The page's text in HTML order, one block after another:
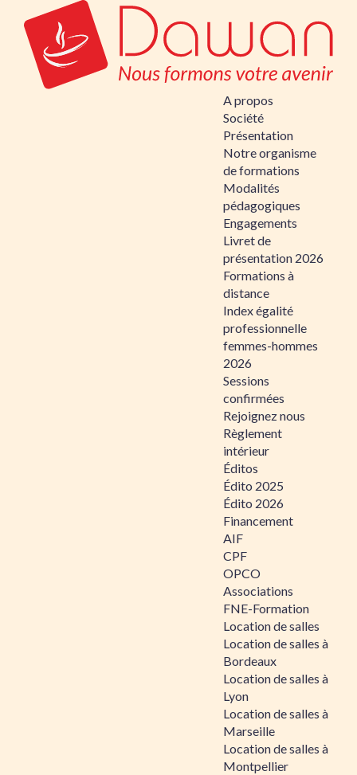
A propos
Société
Présentation
Notre organisme
de formations
Modalités
pédagogiques
Engagements
Livret de
présentation 2026
Formations à
distance
Index égalité
professionnelle
femmes-hommes
2026
Sessions
confirmées
Rejoignez nous
Règlement
intérieur
Éditos
Édito 2025
Édito 2026
Financement
AIF
CPF
OPCO
Associations
FNE-Formation
Location de salles
Location de salles à
Bordeaux
Location de salles à
Lyon
Location de salles à
Marseille
Location de salles à
Montpellier